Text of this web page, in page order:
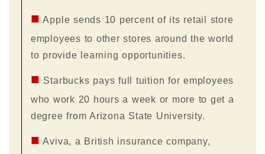
■ Apple sends 10 percent of its retail store
employees to other stores around the world
to provide learning opportunities.
■ Starbucks pays full tuition for employees
who work 20 hours a week or more to get a
degree from Arizona State University.
■ Aviva, a British insurance company,